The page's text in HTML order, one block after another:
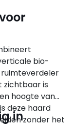
bio-
zichtbaar is
hoogte van
deze haard
zonder het
in